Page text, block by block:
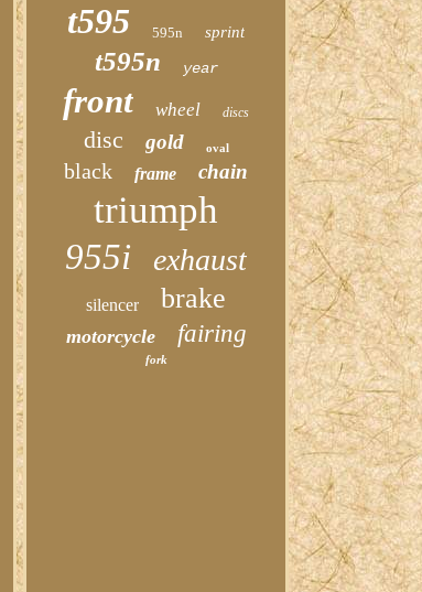
t595 595n sprint
t595n year
front wheel discs
disc gold oval
black frame chain
triumph
955i exhaust
silencer brake
motorcycle fairing
fork